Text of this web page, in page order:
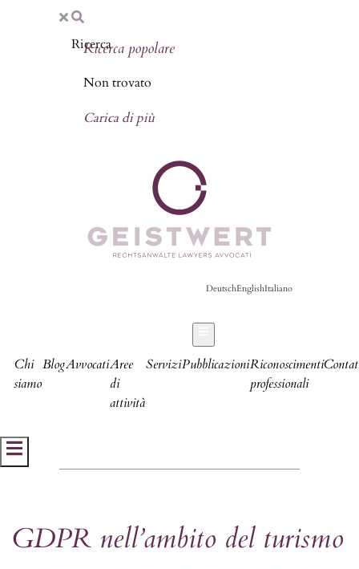
Ricerca popolare
Non trovato
Carica di più
DeutschEnglishItaliano
Chi
siamo
BlogAvvocatiAree
di
attività
ServiziPubblicazioniRiconoscimenti
professionali
Hamburger Toggle Menu
GDPR nell’ambito del turismo